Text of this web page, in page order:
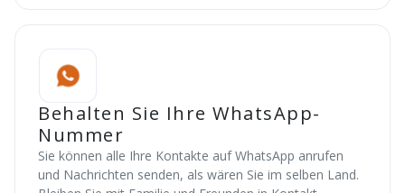
Behalten Sie Ihre WhatsApp-
Nummer
Sie können alle Ihre Kontakte auf WhatsApp anrufen
und Nachrichten senden, als wären Sie im selben Land.